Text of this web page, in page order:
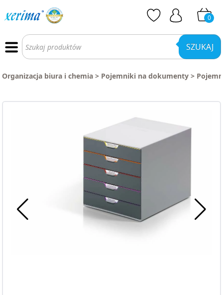
0
Wyszukiwarka
produktów SZUKAJ
Organizacja biura i chemia > Pojemniki na dokumenty >